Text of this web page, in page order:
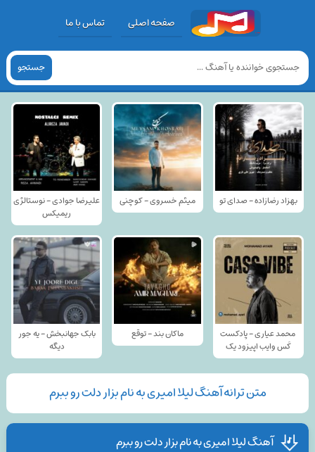
صفحه اصلی تماس با ما
جستجو
بهزاد رضازاده - صدای تو میثم خسروی - کوچنی
علیرضا جوادی - نوستالژی
ریمیکس
محمد عیاری - پادکست
کَس وایب اپیزود یک
ماکان بند - توقع
بابک جهانبخش - یه جور
دیگه
متن ترانه آهنگ لیلا امیری به نام بزار دلت رو ببرم
آهنگ لیلا امیری به نام بزار دلت رو ببرم